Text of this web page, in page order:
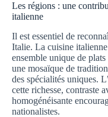
Les régions : une
italienne
Il est essentiel de
Italie. La cuisine italienne
ensemble unique de
une mosaïque de
des spécialités uniques.
cette richesse, contraste
homogénéisante
nationalistes.